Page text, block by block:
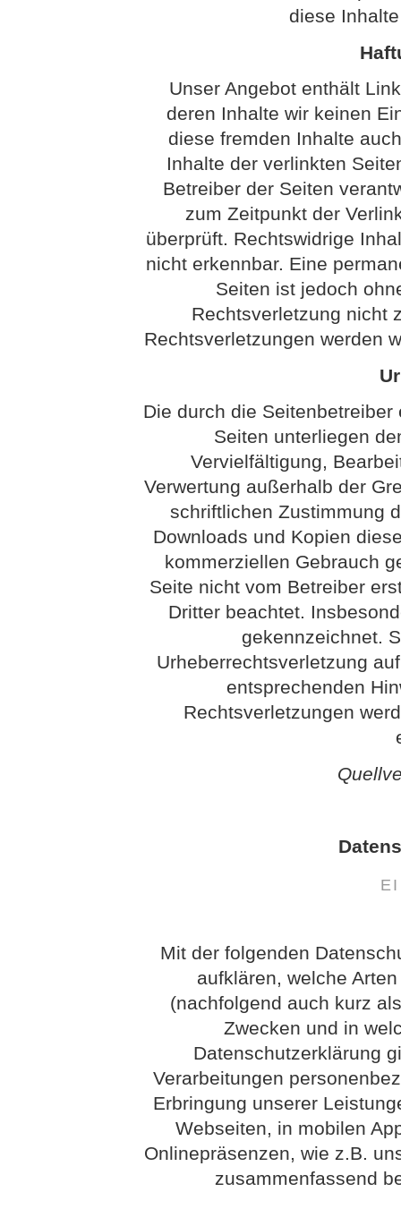
diese
Unser Angebot enthält
deren Inhalte wir keinen
diese fremden Inhalte
Inhalte der verlinkten
Betreiber der Seiten
zum Zeitpunkt der
überprüft. Rechtswidrige
nicht erkennbar. Eine
Seiten ist jedoch
Rechtsverletzung nicht
Rechtsverletzungen werden
Die durch die
Seiten unterliegen
Vervielfältigung,
Verwertung außerhalb der
schriftlichen Zustimmung
Downloads und Kopien
kommerziellen Gebrauch
Seite nicht vom Betreiber
Dritter beachtet.
gekennzeichnet.
Urheberrechtsverletzung
entsprechenden
Rechtsverletzungen
Mit der folgenden
aufklären, welche
(nachfolgend auch kurz
Zwecken und in
Datenschutzerklärung
Verarbeitungen
Erbringung unserer
Webseiten, in mobilen
Onlinepräsenzen, wie z.B.
zusammenfassend